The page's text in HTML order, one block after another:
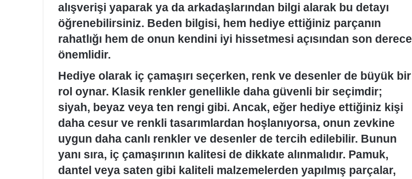
alışverişi yaparak ya da arkadaşlarından bilgi alarak bu detayı
öğrenebilirsiniz. Beden bilgisi, hem hediye ettiğiniz parçanın
rahatlığı hem de onun kendini iyi hissetmesi açısından son derece
önemlidir.
Hediye olarak iç çamaşırı seçerken, renk ve desenler de büyük bir
rol oynar. Klasik renkler genellikle daha güvenli bir seçimdir;
siyah, beyaz veya ten rengi gibi. Ancak, eğer hediye ettiğiniz kişi
daha cesur ve renkli tasarımlardan hoşlanıyorsa, onun zevkine
uygun daha canlı renkler ve desenler de tercih edilebilir. Bunun
yanı sıra, iç çamaşırının kalitesi de dikkate alınmalıdır. Pamuk,
dantel veya saten gibi kaliteli malzemelerden yapılmış parçalar,